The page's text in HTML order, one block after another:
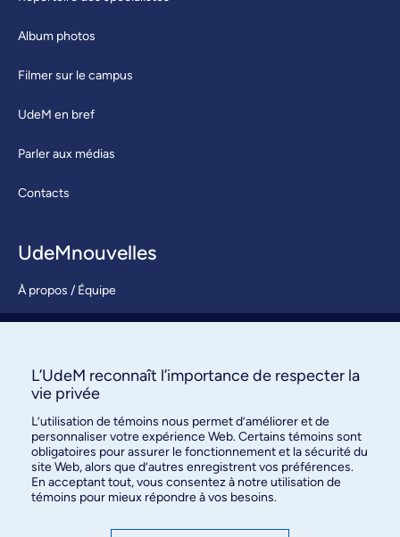
Album photos
Filmer sur le campus
UdeM en bref
Parler aux médias
Contacts
UdeMnouvelles
À propos / Équipe
S’abonner
Bureau des communications et
des relations publiques
L’UdeM reconnaît l’importance de respecter la
vie privée
L’utilisation de témoins nous permet d’améliorer et de
personnaliser votre expérience Web. Certains témoins sont
obligatoires pour assurer le fonctionnement et la sécurité du
site Web, alors que d’autres enregistrent vos préférences.
En acceptant tout, vous consentez à notre utilisation de
témoins pour mieux répondre à vos besoins.